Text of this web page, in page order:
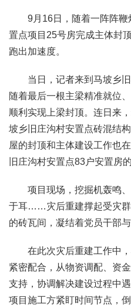
9月16日，随着一阵阵鞭
置点项目25号房完成主体封
跑出加速度。
当日，记者来到马坡乡旧
随着最后一根主梁精准就位
顺利实现上梁封顶。连日来
坡乡旧庄沟村安置点砖混结
屋的封顶和主体建设工作也
旧庄沟村安置点83户安置房
项目现场，挖掘机轰鸣、
于耳……灾后重建撑起受灾群
的砖瓦间，凝结着党员干部
在此次灾后重建工作中，
紧密配合，从物资调配、资
支持，协调解决建设过程中遇
项目施工方紧盯时间节点，